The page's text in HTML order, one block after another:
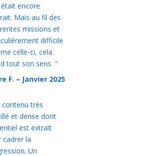
encore
Mais au fil des
missions et
difficile
celle-ci, cela
tout son sens. "
F. – Janvier 2025
contenu très
et dense dont
est extrait
cadrer la
Un